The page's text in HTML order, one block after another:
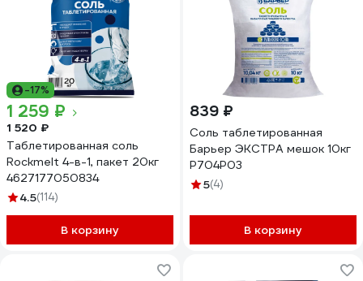
-17%
1 259 ₽
1 520 ₽
Таблетированная соль
Rockmelt 4-в-1, пакет 20кг
4627177050834
4.5(114)
В корзину
839 ₽
Соль таблетированная
Барьер ЭКСТРА мешок 10кг
Р704Р03
5(4)
В корзину